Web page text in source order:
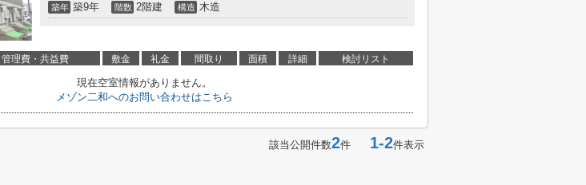
築年 築9年 階数 2階建 構造 木造
管理費・共益費 敷金 礼金 間取り 面積 詳細 検討リスト
現在空室情報がありません。
メゾン二和へのお問い合わせはこちら
該当公開件数2件 1-2件表示